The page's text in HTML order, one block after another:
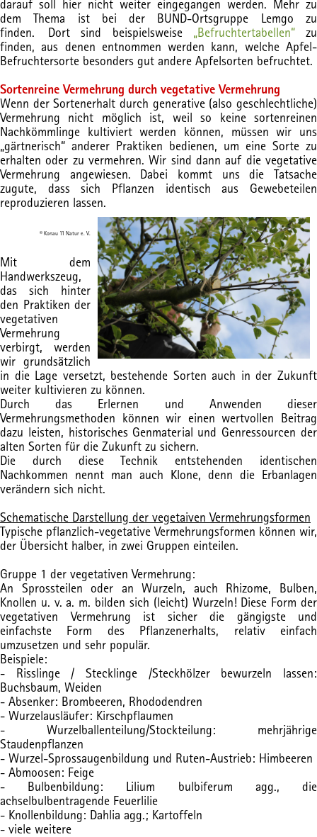
darauf soll hier nicht weiter eingegangen werden. Mehr zu
dem Thema ist bei der BUND-Ortsgruppe Lemgo zu
finden. Dort sind beispielsweise „Befruchtertabellen“zu
finden, aus denen entnommen werden kann, welche Apfel-
Befruchtersorte besonders gut andere Apfelsorten befruchtet.
Sortenreine Vermehrung durch vegetative Vermehrung
Wenn der Sortenerhalt durch generative (also geschlechtliche)
Vermehrung nicht möglich ist, weil so keine sortenreinen
Nachkömmlinge kultiviert werden können, müssen wir uns
„gärtnerisch“ anderer Praktiken bedienen, um eine Sorte zu
erhalten oder zu vermehren. Wir sind dann auf die vegetative
Vermehrung angewiesen. Dabei kommt uns die Tatsache
zugute, dass sich Pflanzen identisch aus Gewebeteilen
reproduzieren lassen.
© Konau 11 Natur e. V.
Mit dem
Handwerkszeug,
das sich hinter
den Praktiken der
vegetativen
Vermehrung
verbirgt, werden
wir grundsätzlich
in die Lage versetzt, bestehende Sorten auch in der Zukunft
weiter kultivieren zu können.
Durch das Erlernen und Anwenden dieser
Vermehrungsmethoden können wir einen wertvollen Beitrag
dazu leisten, historisches Genmaterial und Genressourcen der
alten Sorten für die Zukunft zu sichern.
Die durch diese Technik entstehenden identischen
Nachkommen nennt man auch Klone, denn die Erbanlagen
verändern sich nicht.
Schematische Darstellung der vegetaiven Vermehrungsformen
Typische pflanzlich-vegetative Vermehrungsformen können wir,
der Übersicht halber, in zwei Gruppen einteilen.
Gruppe 1 der vegetativen Vermehrung:
An Sprossteilen oder an Wurzeln, auch Rhizome, Bulben,
Knollen u. v. a. m. bilden sich (leicht) Wurzeln! Diese Form der
vegetativen Vermehrung ist sicher die gängigste und
einfachste Form des Pflanzenerhalts, relativ einfach
umzusetzen und sehr populär.
Beispiele:
- Risslinge / Stecklinge /Steckhölzer bewurzeln lassen:
Buchsbaum, Weiden
- Absenker: Brombeeren, Rhododendren
- Wurzelausläufer: Kirschpflaumen
- Wurzelballenteilung/Stockteilung: mehrjährige
Staudenpflanzen
- Wurzel-Sprossaugenbildung und Ruten-Austrieb: Himbeeren
- Abmoosen: Feige
- Bulbenbildung: Lilium bulbiferum agg., die
achselbulbentragende Feuerlilie
- Knollenbildung: Dahlia agg.; Kartoffeln
- viele weitere